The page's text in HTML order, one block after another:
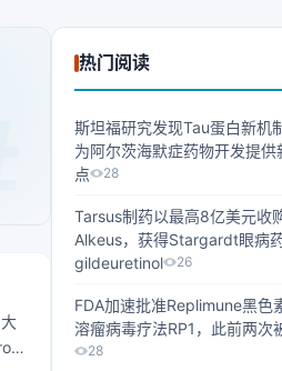
在
热门阅读
斯坦福研究发现Tau蛋白新机制
为阿尔茨海默症药物开发提供
点
28
Tarsus制药以最高8亿美元收
Alkeus，获得Stargardt眼病
gildeuretinol
26
FDA加速批准Replimune黑色
溶瘤病毒疗法RP1，此前两次
28